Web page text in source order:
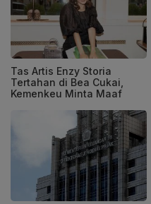
Tas Artis Enzy Storia
Tertahan di Bea Cukai,
Kemenkeu Minta Maaf